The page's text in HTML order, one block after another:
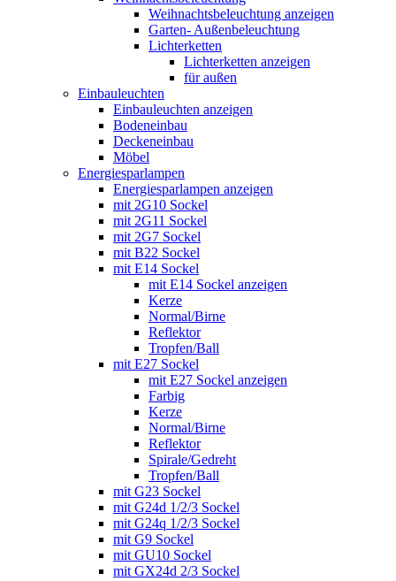
Weihnachtsbeleuchtung anzeigen
Garten- Außenbeleuchtung
Lichterketten
Lichterketten anzeigen
für außen
Einbauleuchten
Einbauleuchten anzeigen
Bodeneinbau
Deckeneinbau
Möbel
Energiesparlampen
Energiesparlampen anzeigen
mit 2G10 Sockel
mit 2G11 Sockel
mit 2G7 Sockel
mit B22 Sockel
mit E14 Sockel
mit E14 Sockel anzeigen
Kerze
Normal/Birne
Reflektor
Tropfen/Ball
mit E27 Sockel
mit E27 Sockel anzeigen
Farbig
Kerze
Normal/Birne
Reflektor
Spirale/Gedreht
Tropfen/Ball
mit G23 Sockel
mit G24d 1/2/3 Sockel
mit G24q 1/2/3 Sockel
mit G9 Sockel
mit GU10 Sockel
mit GX24d 2/3 Sockel